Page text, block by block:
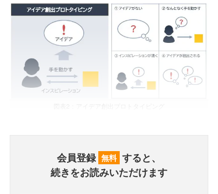
会員登録 無料 すると、
続きをお読みいただけます